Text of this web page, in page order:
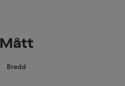
Mått
Bredd